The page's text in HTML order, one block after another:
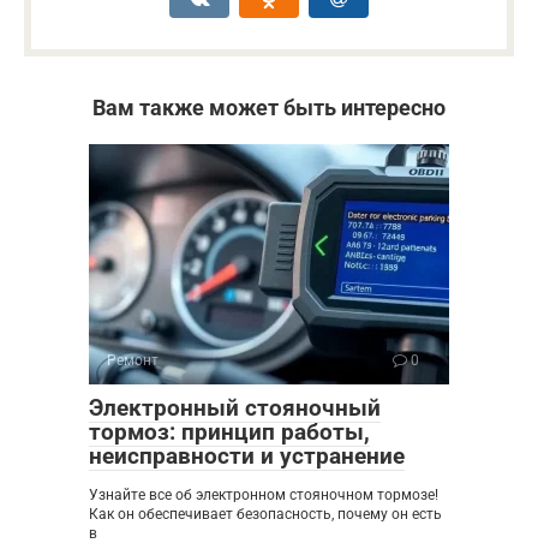
Вам также может быть интересно
Ремонт 0
Электронный стояночный
тормоз: принцип работы,
неисправности и устранение
Узнайте все об электронном стояночном тормозе!
Как он обеспечивает безопасность, почему он есть
в